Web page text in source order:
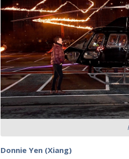
Donnie Yen (Xiang)